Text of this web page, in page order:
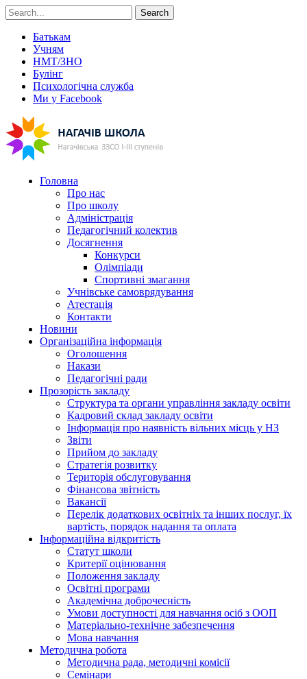
Search
Батькам
Учням
НМТ/ЗНО
Булінг
Психологічна служба
Ми у Facebook
Головна
Про нас
Про школу
Адміністрація
Педагогічний колектив
Досягнення
Конкурси
Олімпіади
Спортивні змагання
Учнівське самоврядування
Атестація
Контакти
Новини
Організаційна інформація
Оголошення
Накази
Педагогічні ради
Прозорість закладу
Структура та органи управління закладу освіти
Кадровий склад закладу освіти
Інформація про наявність вільних місць у НЗ
Звіти
Прийом до закладу
Стратегія розвитку
Територія обслуговування
Фінансова звітність
Вакансії
Перелік додаткових освітніх та інших послуг, їх
вартість, порядок надання та оплата
Інформаційна відкритість
Статут школи
Критерії оцінювання
Положення закладу
Освітні програми
Академічна доброчесність
Умови доступності для навчання осіб з ООП
Матеріально-технічне забезпечення
Мова навчання
Методична робота
Методична рада, методичні комісії
Семінари